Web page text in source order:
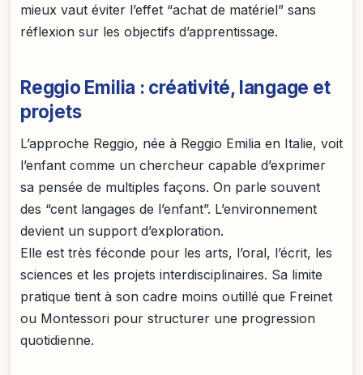
mieux vaut éviter l’effet “achat de matériel” sans
réflexion sur les objectifs d’apprentissage.
Reggio Emilia : créativité, langage et
projets
L’approche Reggio, née à Reggio Emilia en Italie, voit
l’enfant comme un chercheur capable d’exprimer
sa pensée de multiples façons. On parle souvent
des “cent langages de l’enfant”. L’environnement
devient un support d’exploration.
Elle est très féconde pour les arts, l’oral, l’écrit, les
sciences et les projets interdisciplinaires. Sa limite
pratique tient à son cadre moins outillé que Freinet
ou Montessori pour structurer une progression
quotidienne.